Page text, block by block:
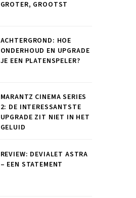
GROTER, GROOTST
ACHTERGROND: HOE
ONDERHOUD EN UPGRADE
JE EEN PLATENSPELER?
MARANTZ CINEMA SERIES
2: DE INTERESSANTSTE
UPGRADE ZIT NIET IN HET
GELUID
REVIEW: DEVIALET ASTRA
– EEN STATEMENT